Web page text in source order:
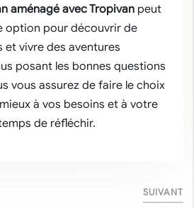
aménagé avec Tropivan peut
option pour découvrir de
et vivre des aventures
posant les bonnes questions
vous assurez de faire le choix
à vos besoins et à votre
de réfléchir.
SUIVANT